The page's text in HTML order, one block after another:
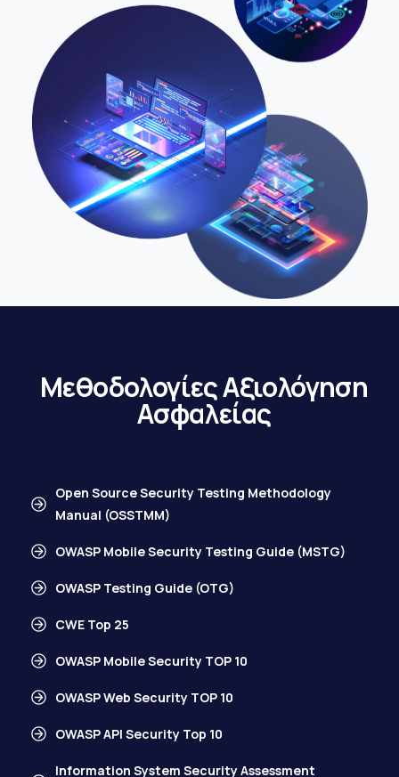
Μεθοδολογίες Αξιολόγηση
Ασφαλείας
Open Source Security Testing Methodology
Manual (OSSTMM)
OWASP Mobile Security Testing Guide (MSTG)
OWASP Testing Guide (OTG)
CWE Top 25
OWASP Mobile Security TOP 10
OWASP Web Security TOP 10
OWASP API Security Top 10
Information System Security Assessment